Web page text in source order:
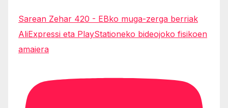
Sarean Zehar 420 - EBko muga-zerga berriak
AliExpressi eta PlayStationeko bideojoko fisikoen
amaiera